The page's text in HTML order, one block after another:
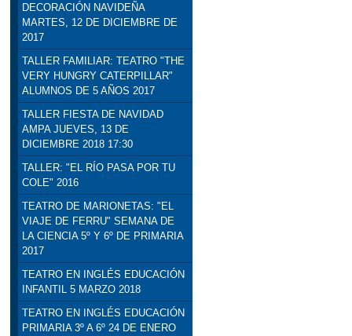
DECORACIÓN NAVIDEÑA
MARTES, 12 DE DICIEMBRE DE
2017
TALLER FAMILIAR: TEATRO "THE
VERY HUNGRY CATERPILLAR"
ALUMNOS DE 5 AÑOS 2017
TALLER FIESTA DE NAVIDAD
AMPA JUEVES, 13 DE
DICIEMBRE 2018 17:30
TALLER: "EL RÍO PASA POR TU
COLE" 2016
TEATRO DE MARIONETAS: "EL
VIAJE DE FERRU" SEMANA DE
LA CIENCIA 5º Y 6º DE PRIMARIA
2017
TEATRO EN INGLÉS EDUCACIÓN
INFANTIL 5 MARZO 2018
TEATRO EN INGLÉS EDUCACIÓN
PRIMARIA 3º A 6º 24 DE ENERO